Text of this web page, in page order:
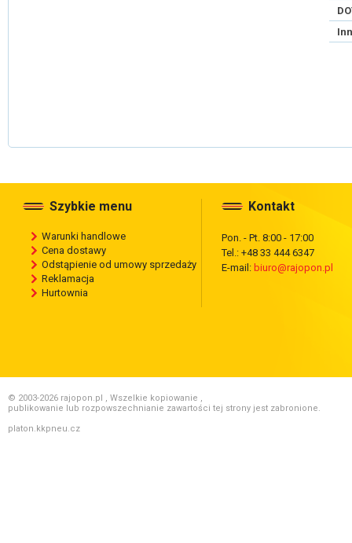
Szybkie menu
Warunki handlowe
Cena dostawy
Odstąpienie od umowy sprzedaży
Reklamacja
Hurtownia
Kontakt
Pon. - Pt. 8:00 - 17:00
Tel.: +48 33 444 6347
E-mail: biuro@rajopon.pl
© 2003-2026 rajopon.pl , Wszelkie kopiowanie ,
publikowanie lub rozpowszechnianie zawartości tej strony jest zabronione.
platon.kkpneu.cz